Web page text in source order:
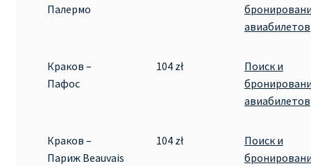
Палермо
авиабилетов
Краков –
Пафос
104 zł
Поиск и
авиабилетов
Краков –
Париж Beauvais
104 zł
Поиск и